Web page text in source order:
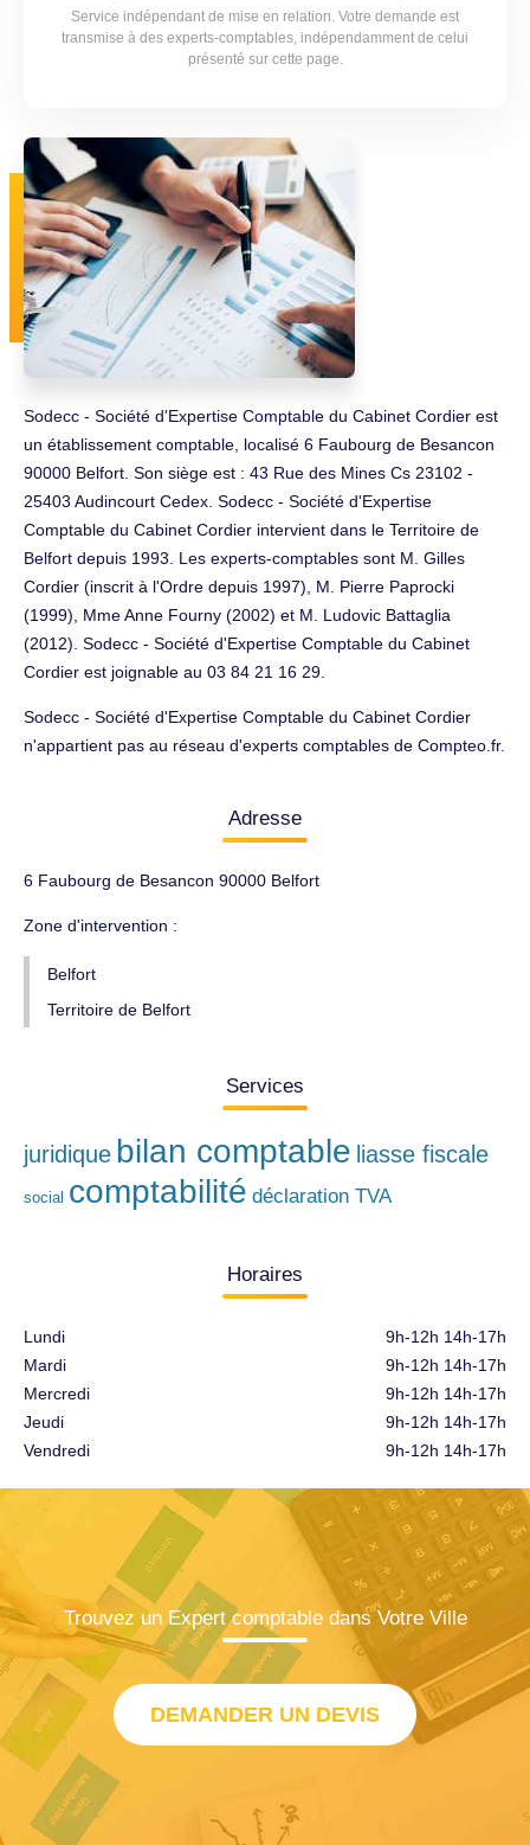
Service indépendant de mise en relation. Votre demande est
transmise à des experts-comptables, indépendamment de celui
présenté sur cette page.
Sodecc - Société d'Expertise Comptable du Cabinet Cordier est
un établissement comptable, localisé 6 Faubourg de Besancon
90000 Belfort. Son siège est : 43 Rue des Mines Cs 23102 -
25403 Audincourt Cedex. Sodecc - Société d'Expertise
Comptable du Cabinet Cordier intervient dans le Territoire de
Belfort depuis 1993. Les experts-comptables sont M. Gilles
Cordier (inscrit à l'Ordre depuis 1997), M. Pierre Paprocki
(1999), Mme Anne Fourny (2002) et M. Ludovic Battaglia
(2012). Sodecc - Société d'Expertise Comptable du Cabinet
Cordier est joignable au 03 84 21 16 29.
Sodecc - Société d'Expertise Comptable du Cabinet Cordier
n'appartient pas au réseau d'experts comptables de Compteo.fr.
Adresse
6 Faubourg de Besancon 90000 Belfort
Zone d'intervention :
Belfort
Territoire de Belfort
Services
juridique bilan comptable liasse fiscale
social comptabilité déclaration TVA
Horaires
Lundi
Mardi
Mercredi
Jeudi
Vendredi
9h-12h 14h-17h
9h-12h 14h-17h
9h-12h 14h-17h
9h-12h 14h-17h
9h-12h 14h-17h
Trouvez un Expert comptable dans Votre Ville
DEMANDER UN DEVIS